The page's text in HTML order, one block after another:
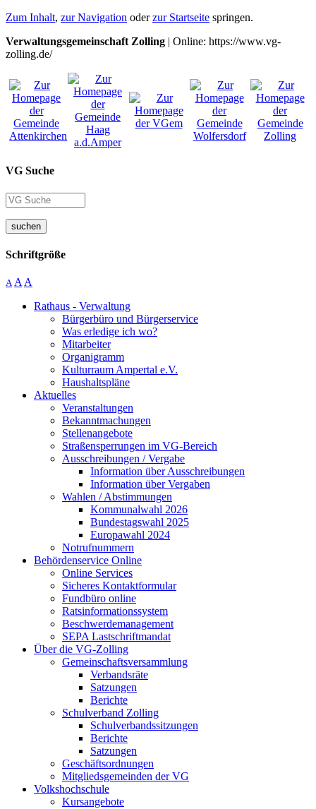
Zum Inhalt, zur Navigation oderzur Startseite springen.
Verwaltungsgemeinschaft Zolling | Online: https://www.vg-
zolling.de/
VG Suche
suchen
Schriftgröße
A A A
Rathaus - Verwaltung
Bürgerbüro und Bürgerservice
Was erledige ich wo?
Mitarbeiter
Organigramm
Kulturraum Ampertal e.V.
Haushaltspläne
Aktuelles
Veranstaltungen
Bekanntmachungen
Stellenangebote
Straßensperrungen im VG-Bereich
Ausschreibungen / Vergabe
Information über Ausschreibungen
Information über Vergaben
Wahlen / Abstimmungen
Kommunalwahl 2026
Bundestagswahl 2025
Europawahl 2024
Notrufnummern
Behördenservice Online
Online Services
Sicheres Kontaktformular
Fundbüro online
Ratsinformationssystem
Beschwerdemanagement
SEPA Lastschriftmandat
Über die VG-Zolling
Gemeinschaftsversammlung
Verbandsräte
Satzungen
Berichte
Schulverband Zolling
Schulverbandssitzungen
Berichte
Satzungen
Geschäftsordnungen
Mitgliedsgemeinden der VG
Volkshochschule
Kursangebote